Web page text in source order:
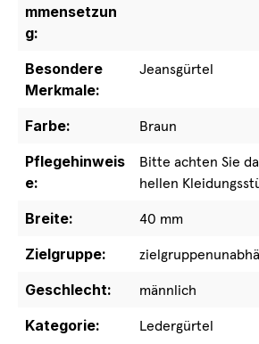
mmensetzun
g:
Besondere
Merkmale:
Jeansgürtel
Farbe:
Braun
Pflegehinweis
e:
Bitte achten Sie
hellen
Breite:
40 mm
Zielgruppe:
Geschlecht:
männlich
Kategorie:
Ledergürtel